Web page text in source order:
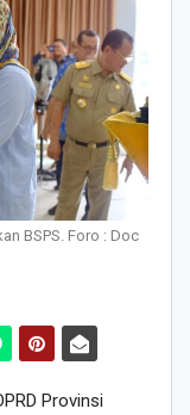
BSPS. Foro : Doc
Provinsi